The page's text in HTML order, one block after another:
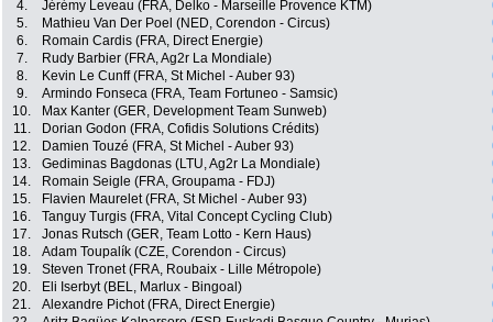
4.
Jérémy Leveau (FRA, Delko - Marseille Provence KTM)
5.
Mathieu Van Der Poel (NED, Corendon - Circus)
6.
Romain Cardis (FRA, Direct Energie)
7.
Rudy Barbier (FRA, Ag2r La Mondiale)
8.
Kevin Le Cunff (FRA, St Michel - Auber 93)
9.
Armindo Fonseca (FRA, Team Fortuneo - Samsic)
10.
Max Kanter (GER, Development Team Sunweb)
11.
Dorian Godon (FRA, Cofidis Solutions Crédits)
12.
Damien Touzé (FRA, St Michel - Auber 93)
13.
Gediminas Bagdonas (LTU, Ag2r La Mondiale)
14.
Romain Seigle (FRA, Groupama - FDJ)
15.
Flavien Maurelet (FRA, St Michel - Auber 93)
16.
Tanguy Turgis (FRA, Vital Concept Cycling Club)
17.
Jonas Rutsch (GER, Team Lotto - Kern Haus)
18.
Adam Toupalík (CZE, Corendon - Circus)
19.
Steven Tronet (FRA, Roubaix - Lille Métropole)
20.
Eli Iserbyt (BEL, Marlux - Bingoal)
21.
Alexandre Pichot (FRA, Direct Energie)